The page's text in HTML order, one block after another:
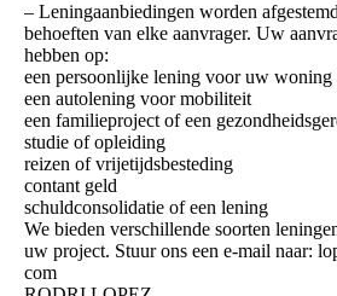
– Leningaanbiedingen worden
behoeften van elke aanvrager. Uw
hebben op:
een persoonlijke lening voor uw woning
een autolening voor mobiliteit
een familieproject of een
studie of opleiding
reizen of vrijetijdsbesteding
contant geld
schuldconsolidatie of een lening
We bieden verschillende soorten
uw project. Stuur ons een e-mail naar:
com